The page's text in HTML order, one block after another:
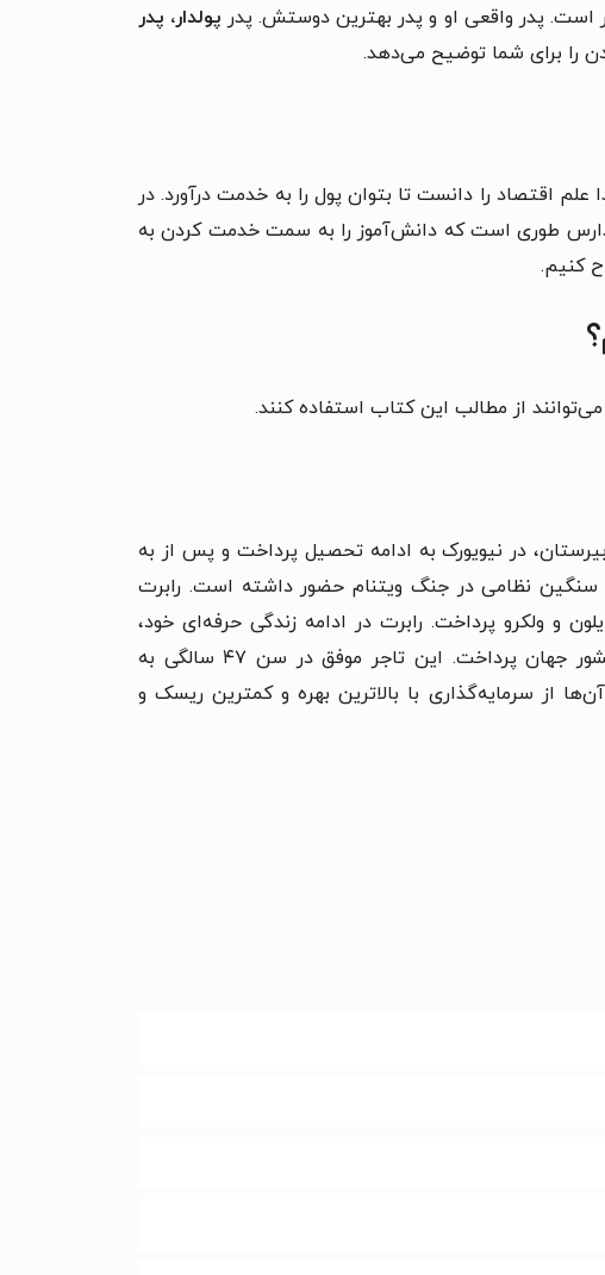
است. پدر واقعی او و پدر بهترین دوستش. پدر پولدار، پدر
علم اقتصاد را دانست تا بتوان پول را به خدمت درآورد. در
طوری است که دانش‌آموز را به سمت خدمت کردن به
کنیم.
از مطالب این کتاب استفاده کنند.
در نیویورک به ادامه تحصیل پرداخت و پس از به
سنگین نظامی در جنگ ویتنام حضور داشته است. رابرت
پول مردانه از نایلون و ولکرو پرداخت. رابرت در ادامه زندگی حرفه‌ای خود،
مؤسسه‌ای به نام مؤسسه بین‌المللی آموزش تاسیس کرد و به آموش تجارت و سرمایه‌گذاری در هفت کشور جهان پرداخت. این تاجر موفق در سن ۴۷ سالگی به
از سرمایه‌گذاری با بالاترین بهره و کمترین ریسک و